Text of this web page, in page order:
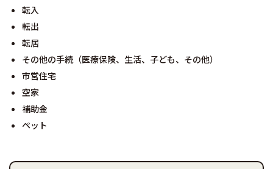
転入
転出
転居
その他の手続（医療保険、生活、子ども、その他）
市営住宅
空家
補助金
ペット